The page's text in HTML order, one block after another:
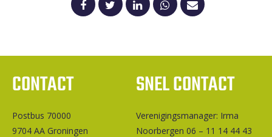
CONTACT
Postbus 70000
9704 AA Groningen
SNEL CONTACT
Ver­e­ni­gings­ma­na­ger: Irma
Noorbergen 06 – 11 14 44 43